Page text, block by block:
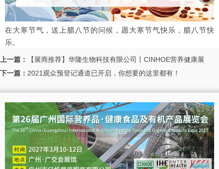
在大寒节气，送上腊八节的问候，愿大寒节气快乐，腊八节快
乐。
上一篇：
【展商推荐】华隆生物科技有限公司丨CINHOE营养健康展
下一篇： 2021观众预登记通道已开启，你想要的这里都有！